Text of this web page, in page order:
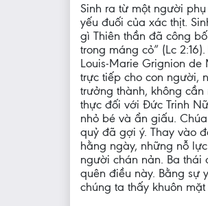
Sinh ra từ một người
yếu đuối của xác thịt.
gì Thiên thần đã công
trong máng cỏ” (Lc
Louis-Marie Grignion
trực tiếp cho con người,
trưởng thành, không
thực đối với Đức Trinh
nhỏ bé và ẩn giấu.
quỷ đã gợi ý. Thay vào
hằng ngày, những nỗ
người chán nản. Ba thái
quên điều này. Bằng sự
chúng ta thấy khuôn mặt